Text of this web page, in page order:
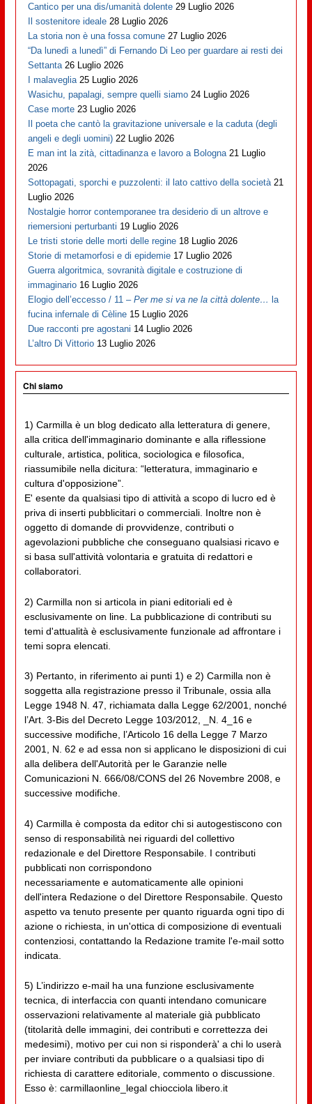
Cantico per una dis/umanità dolente 29 Luglio 2026
Il sostenitore ideale 28 Luglio 2026
La storia non è una fossa comune 27 Luglio 2026
“Da lunedì a lunedì” di Fernando Di Leo per guardare ai resti dei
Settanta 26 Luglio 2026
I malaveglia 25 Luglio 2026
Wasichu, papalagi, sempre quelli siamo 24 Luglio 2026
Case morte 23 Luglio 2026
Il poeta che cantò la gravitazione universale e la caduta (degli
angeli e degli uomini) 22 Luglio 2026
E man int la zità, cittadinanza e lavoro a Bologna 21 Luglio
2026
Sottopagati, sporchi e puzzolenti: il lato cattivo della società 21
Luglio 2026
Nostalgie horror contemporanee tra desiderio di un altrove e
riemersioni perturbanti 19 Luglio 2026
Le tristi storie delle morti delle regine 18 Luglio 2026
Storie di metamorfosi e di epidemie 17 Luglio 2026
Guerra algoritmica, sovranità digitale e costruzione di
immaginario 16 Luglio 2026
Elogio dell’eccesso / 11 –Per me si va ne la città dolente… la
fucina infernale di Cèline 15 Luglio 2026
Due racconti pre agostani 14 Luglio 2026
L’altro Di Vittorio 13 Luglio 2026
Chi siamo
1) Carmilla è un blog dedicato alla letteratura di genere,
alla critica dell'immaginario dominante e alla riflessione
culturale, artistica, politica, sociologica e filosofica,
riassumibile nella dicitura: “letteratura, immaginario e
cultura d'opposizione”.
E' esente da qualsiasi tipo di attività a scopo di lucro ed è
priva di inserti pubblicitari o commerciali. Inoltre non è
oggetto di domande di provvidenze, contributi o
agevolazioni pubbliche che conseguano qualsiasi ricavo e
si basa sull'attività volontaria e gratuita di redattori e
collaboratori.
2) Carmilla non si articola in piani editoriali ed è
esclusivamente on line. La pubblicazione di contributi su
temi d'attualità è esclusivamente funzionale ad affrontare i
temi sopra elencati.
3) Pertanto, in riferimento ai punti 1) e 2) Carmilla non è
soggetta alla registrazione presso il Tribunale, ossia alla
Legge 1948 N. 47, richiamata dalla Legge 62/2001, nonché
l’Art. 3-Bis del Decreto Legge 103/2012, _N. 4_16 e
successive modifiche, l’Articolo 16 della Legge 7 Marzo
2001, N. 62 e ad essa non si applicano le disposizioni di cui
alla delibera dell'Autorità per le Garanzie nelle
Comunicazioni N. 666/08/CONS del 26 Novembre 2008, e
successive modifiche.
4) Carmilla è composta da editor chi si autogestiscono con
senso di responsabilità nei riguardi del collettivo
redazionale e del Direttore Responsabile. I contributi
pubblicati non corrispondono
necessariamente e automaticamente alle opinioni
dell'intera Redazione o del Direttore Responsabile. Questo
aspetto va tenuto presente per quanto riguarda ogni tipo di
azione o richiesta, in un'ottica di composizione di eventuali
contenziosi, contattando la Redazione tramite l'e-mail sotto
indicata.
5) L’indirizzo e-mail ha una funzione esclusivamente
tecnica, di interfaccia con quanti intendano comunicare
osservazioni relativamente al materiale già pubblicato
(titolarità delle immagini, dei contributi e correttezza dei
medesimi), motivo per cui non si risponderà' a chi lo userà
per inviare contributi da pubblicare o a qualsiasi tipo di
richiesta di carattere editoriale, commento o discussione.
Esso è: carmillaonline_legal chiocciola libero.it